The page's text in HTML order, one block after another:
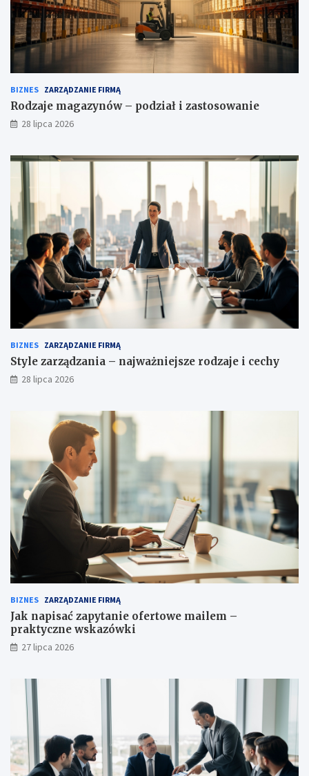
BIZNES ZARZĄDZANIE FIRMĄ
Rodzaje magazynów – podział i zastosowanie
28 lipca 2026
BIZNES ZARZĄDZANIE FIRMĄ
Style zarządzania – najważniejsze rodzaje i cechy
28 lipca 2026
BIZNES ZARZĄDZANIE FIRMĄ
Jak napisać zapytanie ofertowe mailem –
praktyczne wskazówki
27 lipca 2026